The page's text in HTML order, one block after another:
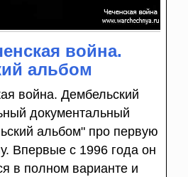
война.
альбом
война. Дембельский
документальный
альбом" про первую
Впервые с 1996 года он
в полном варианте и